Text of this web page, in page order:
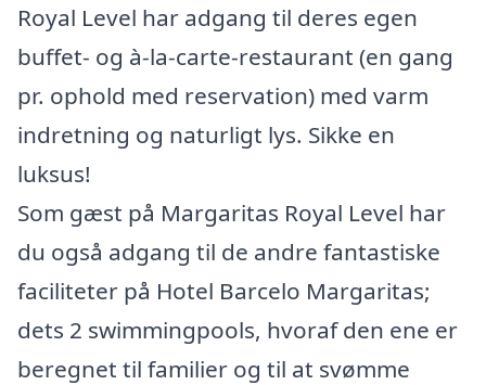
Royal Level har adgang til deres egen
buffet- og à-la-carte-restaurant (en gang
pr. ophold med reservation) med varm
indretning og naturligt lys. Sikke en
luksus!
Som gæst på Margaritas Royal Level har
du også adgang til de andre fantastiske
faciliteter på Hotel Barcelo Margaritas;
dets 2 swimmingpools, hvoraf den ene er
beregnet til familier og til at svømme